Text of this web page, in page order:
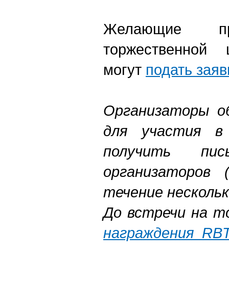
Желающие
торжественной
могут подать
Организаторы
для участия в
получить
течение
До встречи на
награждения